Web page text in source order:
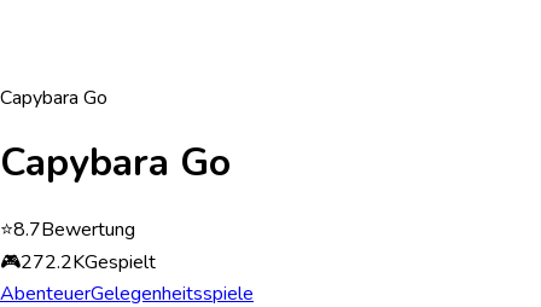
Capybara Go
Capybara Go
⭐8.7Bewertung
🎮272.2KGespielt
AbenteuerGelegenheitsspiele